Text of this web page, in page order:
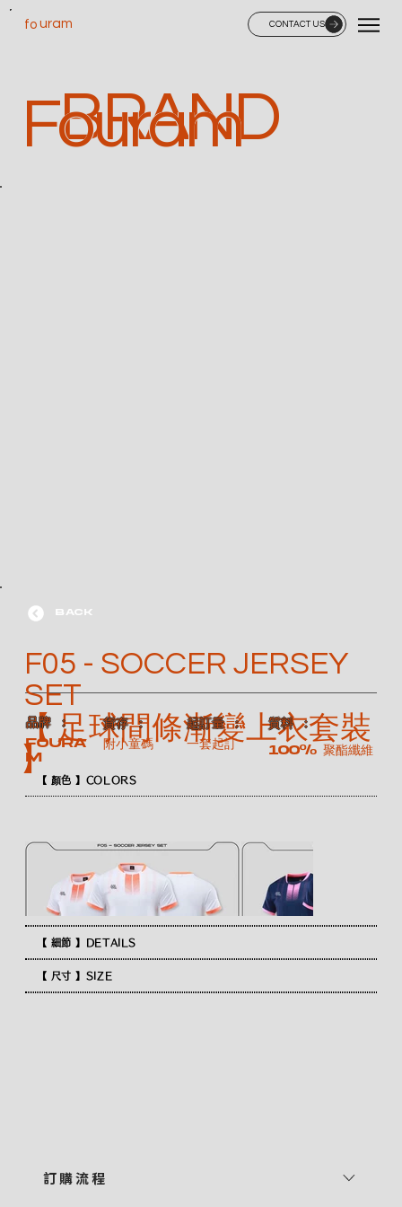
CONTACT US
uram
fo
BRAND
Fouram
【 顏色 】COLORS
【 細節 】DETAILS
【 尺寸 】SIZE
BACK
F05 - SOCCER JERSEY
SET
【 足球間條漸變上衣套裝
】
​品牌 ：
FOURA
M
​貨存 ：
附小童碼
​起訂量 ：
一套起訂
​質料 ：
100% 聚酯纖維
訂 購 流 程